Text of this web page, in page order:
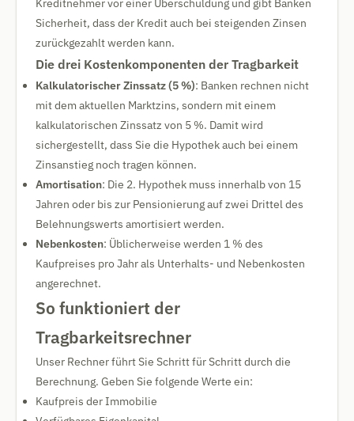
Kreditnehmer vor einer Überschuldung und gibt Banken
Sicherheit, dass der Kredit auch bei steigenden Zinsen
zurückgezahlt werden kann.
Die drei Kostenkomponenten der Tragbarkeit
Kalkulatorischer Zinssatz (5 %): Banken rechnen nicht
mit dem aktuellen Marktzins, sondern mit einem
kalkulatorischen Zinssatz von 5 %. Damit wird
sichergestellt, dass Sie die Hypothek auch bei einem
Zinsanstieg noch tragen können.
Amortisation: Die 2. Hypothek muss innerhalb von 15
Jahren oder bis zur Pensionierung auf zwei Drittel des
Belehnungswerts amortisiert werden.
Nebenkosten: Üblicherweise werden 1 % des
Kaufpreises pro Jahr als Unterhalts- und Nebenkosten
angerechnet.
So funktioniert der
Tragbarkeitsrechner
Unser Rechner führt Sie Schritt für Schritt durch die
Berechnung. Geben Sie folgende Werte ein:
Kaufpreis der Immobilie